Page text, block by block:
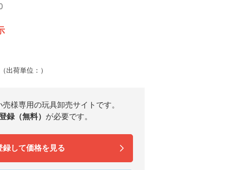
出荷単位：）
様専用の玩具卸売サイトです。
録（無料） が必要です。
録して価格を見る